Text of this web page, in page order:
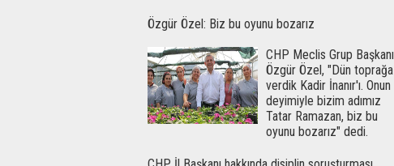
Özgür Özel: Biz bu oyunu bozarız
CHP Meclis Grup Başkanı
Özgür Özel, "Dün toprağa
verdik Kadir İnanır'ı. Onun
deyimiyle bizim adımız
Tatar Ramazan, biz bu
oyunu bozarız" dedi.